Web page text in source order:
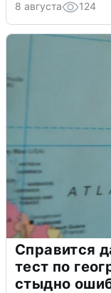
8 августа 124
Справится
тест по
стыдно